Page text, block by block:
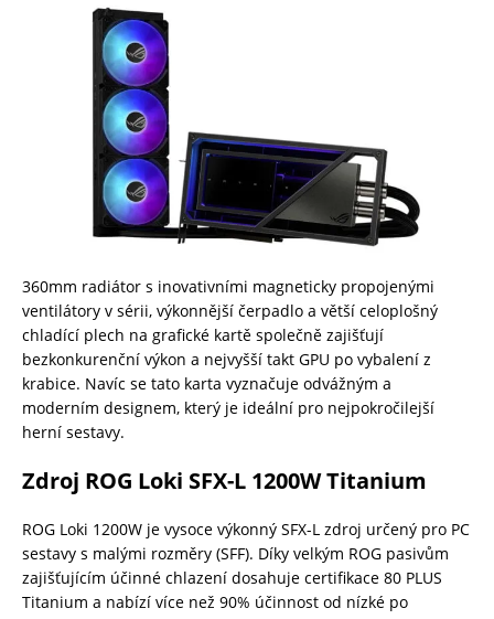
360mm radiátor s inovativními magneticky propojenými
ventilátory v sérii, výkonnější čerpadlo a větší celoplošný
chladící plech na grafické kartě společně zajišťují
bezkonkurenční výkon a nejvyšší takt GPU po vybalení z
krabice. Navíc se tato karta vyznačuje odvážným a
moderním designem, který je ideální pro nejpokročilejší
herní sestavy.
Zdroj ROG Loki SFX-L 1200W Titanium
ROG Loki 1200W je vysoce výkonný SFX-L zdroj určený pro PC
sestavy s malými rozměry (SFF). Díky velkým ROG pasivům
zajišťujícím účinné chlazení dosahuje certifikace 80 PLUS
Titanium a nabízí více než 90% účinnost od nízké po